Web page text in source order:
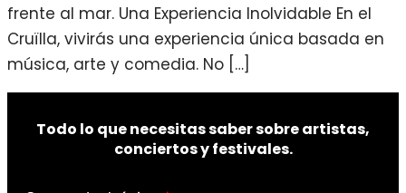
frente al mar. Una Experiencia Inolvidable En el
Cruïlla, vivirás una experiencia única basada en
música, arte y comedia. No […]
Todo lo que necesitas saber sobre artistas,
conciertos y festivales.